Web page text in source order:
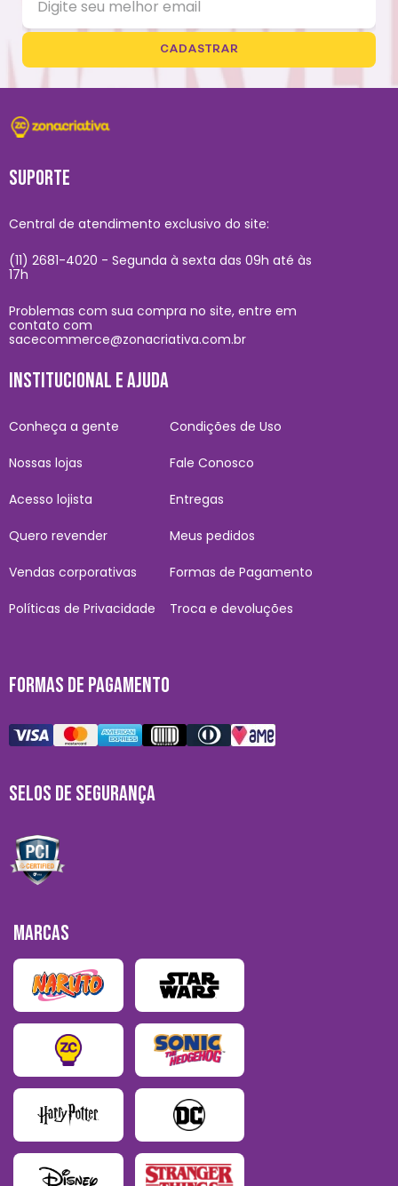
CADASTRAR
SUPORTE
Central de atendimento exclusivo do site:
(11) 2681-4020 - Segunda à sexta das 09h até às
17h
Problemas com sua compra no site, entre em
contato com
sacecommerce@zonacriativa.com.br
INSTITUCIONAL E AJUDA
Conheça a gente
Nossas lojas
Acesso lojista
Quero revender
Vendas corporativas
Políticas de Privacidade
Condições de Uso
Fale Conosco
Entregas
Meus pedidos
Formas de Pagamento
Troca e devoluções
FORMAS DE PAGAMENTO
SELOS DE SEGURANÇA
MARCAS